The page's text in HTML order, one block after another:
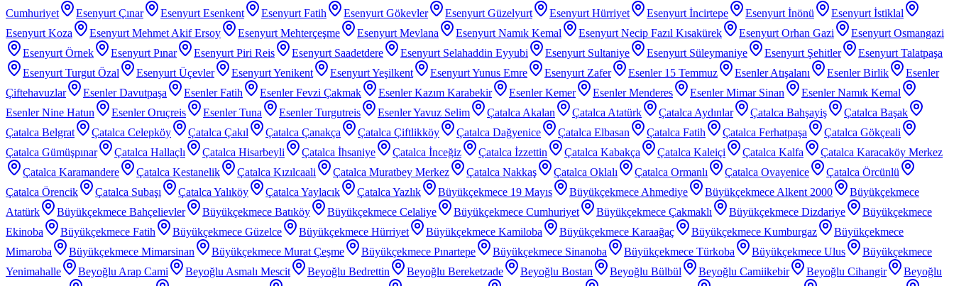
Cumhuriyet
Esenyurt Çınar Esenyurt Esenkent Esenyurt Fatih Esenyurt Gökevler Esenyurt Güzelyurt Esenyurt Hürriyet Esenyurt İncirtepe Esenyurt İnönü
Esenyurt İstiklal
Esenyurt Koza
Esenyurt Mehmet Akif Ersoy Esenyurt Mehterçeşme Esenyurt Mevlana Esenyurt Namık Kemal Esenyurt Necip Fazıl Kısakürek Esenyurt Orhan Gazi
Esenyurt Osmangazi
Esenyurt Örnek
Esenyurt Pınar Esenyurt Piri Reis Esenyurt Saadetdere Esenyurt Selahaddin Eyyubi Esenyurt Sultaniye Esenyurt Süleymaniye Esenyurt Şehitler
Esenyurt Talatpaşa
Esenyurt Turgut Özal
Esenyurt Üçevler Esenyurt Yenikent Esenyurt Yeşilkent Esenyurt Yunus Emre Esenyurt Zafer Esenler 15 Temmuz Esenler Atışalanı Esenler Birlik
Esenler
Çiftehavuzlar
Esenler Davutpaşa Esenler Fatih Esenler Fevzi Çakmak Esenler Kazım Karabekir Esenler Kemer Esenler Menderes Esenler Mimar Sinan
Esenler Namık Kemal
Esenler Nine Hatun
Esenler Oruçreis Esenler Tuna Esenler Turgutreis Esenler Yavuz Selim Çatalca Akalan Çatalca Atatürk Çatalca Aydınlar Çatalca Bahşayiş
Çatalca Başak
Çatalca Belgrat
Çatalca Celepköy Çatalca Çakıl Çatalca Çanakça Çatalca Çiftlikköy Çatalca Dağyenice Çatalca Elbasan Çatalca Fatih Çatalca Ferhatpaşa
Çatalca Gökçeali
Çatalca Gümüşpınar
Çatalca Hallaçlı Çatalca Hisarbeyli Çatalca İhsaniye Çatalca İnceğiz Çatalca İzzettin Çatalca Kabakça Çatalca Kaleiçi Çatalca Kalfa
Çatalca Karacaköy Merkez
Çatalca Karamandere
Çatalca Kestanelik Çatalca Kızılcaali Çatalca Muratbey Merkez Çatalca Nakkaş Çatalca Oklalı Çatalca Ormanlı Çatalca Ovayenice
Çatalca Örcünlü
Çatalca Örencik
Çatalca Subaşı Çatalca Yalıköy Çatalca Yaylacık Çatalca Yazlık Büyükçekmece 19 Mayıs Büyükçekmece Ahmediye Büyükçekmece Alkent 2000
Büyükçekmece
Atatürk
Büyükçekmece Bahçelievler Büyükçekmece Batıköy Büyükçekmece Celaliye Büyükçekmece Cumhuriyet Büyükçekmece Çakmaklı Büyükçekmece Dizdariye
Büyükçekmece
Ekinoba
Büyükçekmece Fatih Büyükçekmece Güzelce Büyükçekmece Hürriyet Büyükçekmece Kamiloba Büyükçekmece Karaağaç Büyükçekmece Kumburgaz
Büyükçekmece
Mimaroba
Büyükçekmece Mimarsinan Büyükçekmece Murat Çeşme Büyükçekmece Pınartepe Büyükçekmece Sinanoba Büyükçekmece Türkoba Büyükçekmece Ulus
Büyükçekmece
Yenimahalle
Beyoğlu Arap Cami Beyoğlu Asmalı Mescit Beyoğlu Bedrettin Beyoğlu Bereketzade Beyoğlu Bostan Beyoğlu Bülbül Beyoğlu Camiikebir Beyoğlu Cihangir
Beyoğlu